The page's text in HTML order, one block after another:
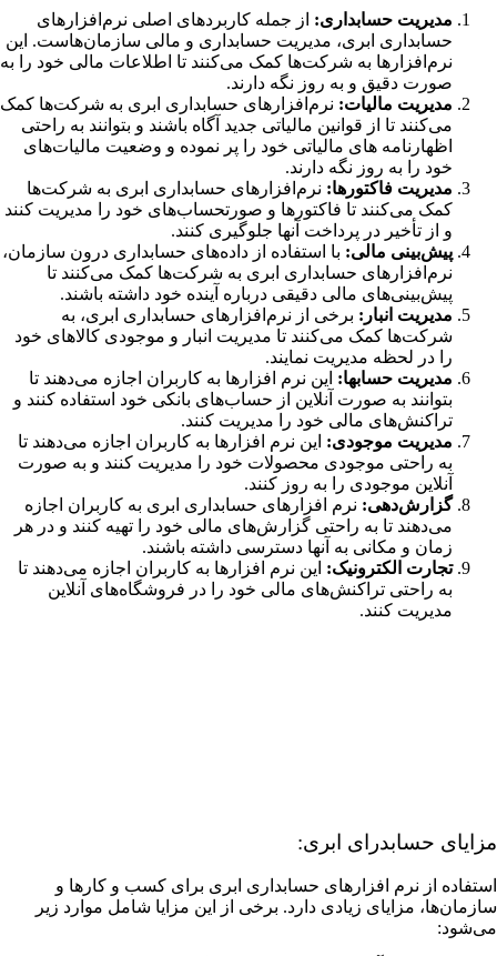
مدیریت حسابداری: از جمله کاربردهای اصلی نرم‌افزارهای
حسابداری ابری، مدیریت حسابداری و مالی سازمان‌هاست. این
نرم‌افزارها به شرکت‌ها کمک می‌کنند تا اطلاعات مالی خود را به
صورت دقیق و به روز نگه دارند.
مدیریت مالیات: نرم‌افزارهای حسابداری ابری به شرکت‌ها کمک
می‌کنند تا از قوانین مالیاتی جدید آگاه باشند و بتوانند به راحتی
اظهارنامه های مالیاتی خود را پر نموده و وضعیت مالیات‌های
خود را به روز نگه دارند.
مدیریت فاکتورها: نرم‌افزارهای حسابداری ابری به شرکت‌ها
کمک می‌کنند تا فاکتورها و صورتحساب‌های خود را مدیریت کنند
و از تأخیر در پرداخت آنها جلوگیری کنند.
پیش‌بینی مالی: با استفاده از داده‌های حسابداری درون سازمان،
نرم‌افزارهای حسابداری ابری به شرکت‌ها کمک می‌کنند تا
پیش‌بینی‌های مالی دقیقی درباره آینده خود داشته باشند.
مدیریت انبار: برخی از نرم‌افزارهای حسابداری ابری، به
شرکت‌ها کمک می‌کنند تا مدیریت انبار و موجودی کالاهای خود
را در لحظه مدیریت نمایند.
مدیریت حسابها: این نرم افزارها به کاربران اجازه می‌دهند تا
بتوانند به صورت آنلاین از حساب‌های بانکی خود استفاده کنند و
تراکنش‌های مالی خود را مدیریت کنند.
مدیریت موجودی: این نرم افزارها به کاربران اجازه می‌دهند تا
به راحتی موجودی محصولات خود را مدیریت کنند و به صورت
آنلاین موجودی را به روز کنند.
گزارش‌دهی: نرم افزارهای حسابداری ابری به کاربران اجازه
می‌دهند تا به راحتی گزارش‌های مالی خود را تهیه کنند و در هر
زمان و مکانی به آنها دسترسی داشته باشند.
تجارت الکترونیک: این نرم افزارها به کاربران اجازه می‌دهند تا
به راحتی تراکنش‌های مالی خود را در فروشگاه‌های آنلاین
مدیریت کنند.
مزایای حسابدرای ابری:
استفاده از نرم افزارهای حسابداری ابری برای کسب و کارها و
سازمان‌ها، مزایای زیادی دارد. برخی از این مزایا شامل موارد زیر
می‌شود: